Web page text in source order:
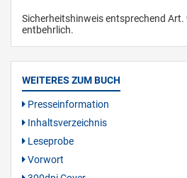
Sicherheitshinweis entsprechend Art.
entbehrlich.
WEITERES ZUM BUCH
Presseinformation
Inhaltsverzeichnis
Leseprobe
Vorwort